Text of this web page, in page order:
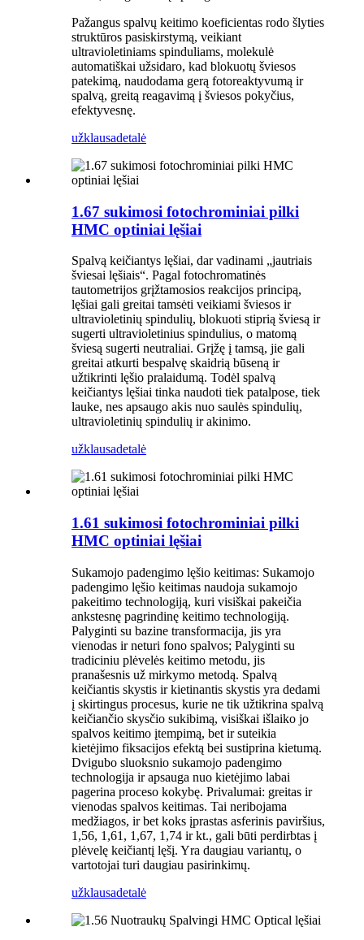
Pažangus spalvų keitimo koeficientas rodo šlyties
struktūros pasiskirstymą, veikiant
ultravioletiniams spinduliams, molekulė
automatiškai užsidaro, kad blokuotų šviesos
patekimą, naudodama gerą fotoreaktyvumą ir
spalvą, greitą reagavimą į šviesos pokyčius,
efektyvesnę.
užklausadetalė
1.67 sukimosi fotochrominiai pilki
HMC optiniai lęšiai
Spalvą keičiantys lęšiai, dar vadinami „jautriais
šviesai lęšiais“. Pagal fotochromatinės
tautometrijos grįžtamosios reakcijos principą,
lęšiai gali greitai tamsėti veikiami šviesos ir
ultravioletinių spindulių, blokuoti stiprią šviesą ir
sugerti ultravioletinius spindulius, o matomą
šviesą sugerti neutraliai. Grįžę į tamsą, jie gali
greitai atkurti bespalvę skaidrią būseną ir
užtikrinti lęšio pralaidumą. Todėl spalvą
keičiantys lęšiai tinka naudoti tiek patalpose, tiek
lauke, nes apsaugo akis nuo saulės spindulių,
ultravioletinių spindulių ir akinimo.
užklausadetalė
1.61 sukimosi fotochrominiai pilki
HMC optiniai lęšiai
Sukamojo padengimo lęšio keitimas: Sukamojo
padengimo lęšio keitimas naudoja sukamojo
pakeitimo technologiją, kuri visiškai pakeičia
ankstesnę pagrindinę keitimo technologiją.
Palyginti su bazine transformacija, jis yra
vienodas ir neturi fono spalvos; Palyginti su
tradiciniu plėvelės keitimo metodu, jis
pranašesnis už mirkymo metodą. Spalvą
keičiantis skystis ir kietinantis skystis yra dedami
į skirtingus procesus, kurie ne tik užtikrina spalvą
keičiančio skysčio sukibimą, visiškai išlaiko jo
spalvos keitimo įtempimą, bet ir suteikia
kietėjimo fiksacijos efektą bei sustiprina kietumą.
Dvigubo sluoksnio sukamojo padengimo
technologija ir apsauga nuo kietėjimo labai
pagerina proceso kokybę. Privalumai: greitas ir
vienodas spalvos keitimas. Tai neribojama
medžiagos, ir bet koks įprastas asferinis paviršius,
1,56, 1,61, 1,67, 1,74 ir kt., gali būti perdirbtas į
plėvelę keičiantį lęšį. Yra daugiau variantų, o
vartotojai turi daugiau pasirinkimų.
užklausadetalė